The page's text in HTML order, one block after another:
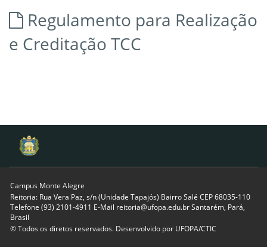
Regulamento para Realização
e Creditação TCC
Campus Monte Alegre
Reitoria: Rua Vera Paz, s/n (Unidade Tapajós) Bairro Salé CEP 68035-110
Telefone (93) 2101-4911 E-Mail reitoria@ufopa.edu.br Santarém, Pará,
Brasil
© Todos os diretos reservados. Desenvolvido por UFOPA/CTIC